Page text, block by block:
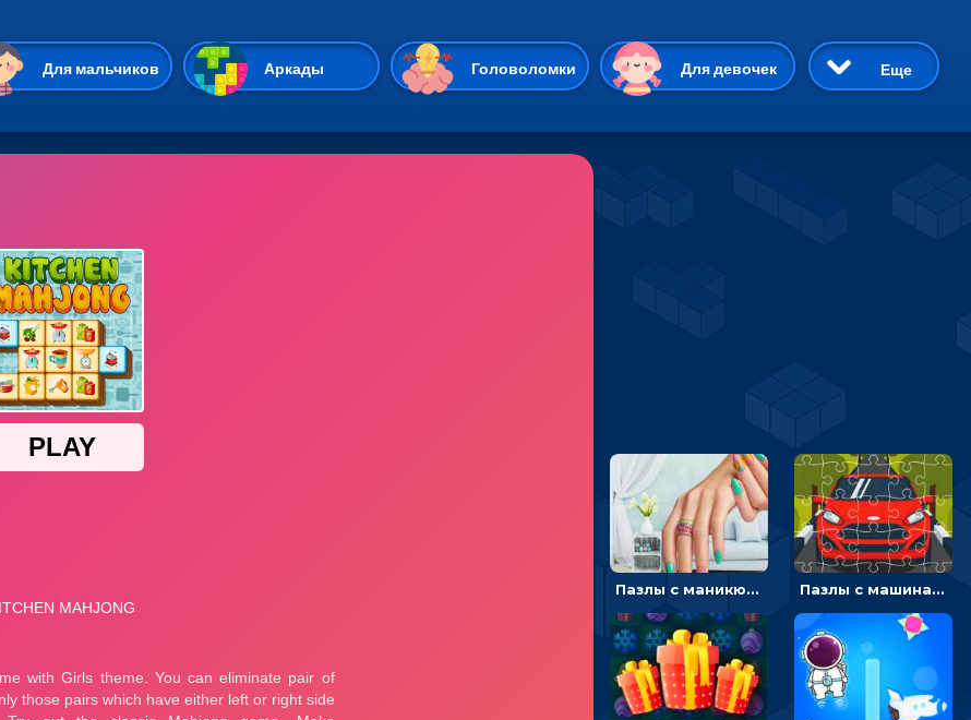
Для мальчиков Аркады Головоломки Для девочек
Казуальные Веселые 3D Приключения
Unity
Симуляторы
Пасьянс
Еще
Пазлы с маникюром: собери идеальный рисунок для ногтей Пазлы с машинами Форд: собирать картинки и открывать новые